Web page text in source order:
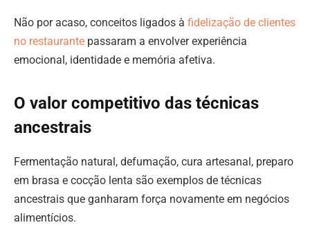
Não por acaso, conceitos ligados à fidelização de clientes
no restaurante passaram a envolver experiência
emocional, identidade e memória afetiva.
O valor competitivo das técnicas
ancestrais
Fermentação natural, defumação, cura artesanal, preparo
em brasa e cocção lenta são exemplos de técnicas
ancestrais que ganharam força novamente em negócios
alimentícios.